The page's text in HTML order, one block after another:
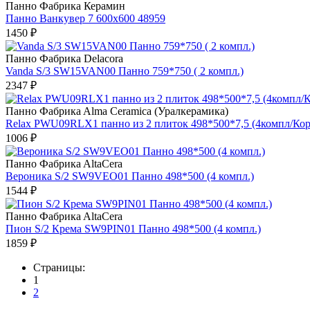
Панно Фабрикa Керамин
Панно Ванкувер 7 600х600 48959
1450 ₽
Панно Фабрикa Delacora
Vanda S/3 SW15VAN00 Панно 759*750 ( 2 компл.)
2347 ₽
Панно Фабрикa Alma Ceramica (Уралкерамика)
Relax PWU09RLX1 панно из 2 плиток 498*500*7,5 (4компл/
1006 ₽
Панно Фабрикa AltaCera
Вероника S/2 SW9VEO01 Панно 498*500 (4 компл.)
1544 ₽
Панно Фабрикa AltaCera
Пион S/2 Крема SW9PIN01 Панно 498*500 (4 компл.)
1859 ₽
Страницы:
1
2